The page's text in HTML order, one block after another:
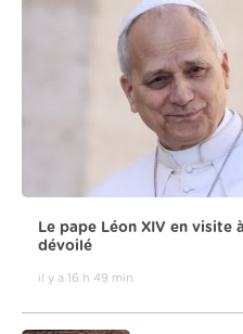
Le pape Léon XIV en visite
dévoilé
il y a 16 h 49 min